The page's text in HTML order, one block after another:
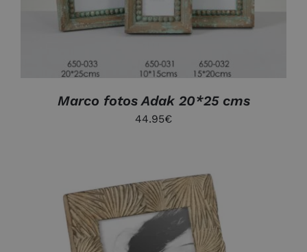
Marco fotos Adak 20*25 cms
44.95€